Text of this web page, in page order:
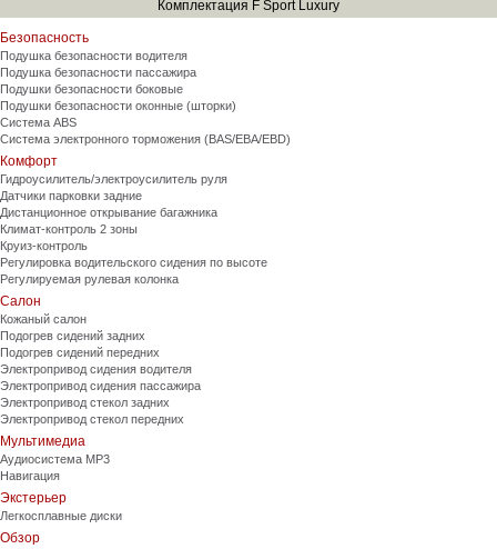
Комплектация F Sport Luxury
Безопасность
Подушка безопасности водителя
Подушка безопасности пассажира
Подушки безопасности боковые
Подушки безопасности оконные (шторки)
Система ABS
Система электронного торможения (BAS/EBA/EBD)
Комфорт
Гидроусилитель/электроусилитель руля
Датчики парковки задние
Дистанционное открывание багажника
Климат-контроль 2 зоны
Круиз-контроль
Регулировка водительского сидения по высоте
Регулируемая рулевая колонка
Салон
Кожаный салон
Подогрев сидений задних
Подогрев сидений передних
Электропривод сидения водителя
Электропривод сидения пассажира
Электропривод стекол задних
Электропривод стекол передних
Мультимедиа
Аудиосистема MP3
Навигация
Экстерьер
Легкосплавные диски
Обзор